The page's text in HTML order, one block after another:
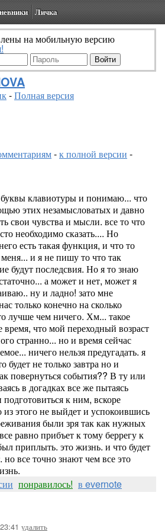
Личка
на мобильную версию
-Полная версия
-к полной версии -
клавиотуры и понимаю... что
этих незамысловатых и давно
свои чувства и мысли. все то что
необходимо сказать.... Но
есть такая функция, и что то
и я не пишу то что так
будут последсвия. Но я то знаю
а может и нет, может я
ну и ладно! зато мне
только конечно на сколько
лучше чем ничего. Хм... такое
что мой переходный возраст
странно... но и время сейчас
ничего нельзя предугадать. я
будет не только завтра но и
повернуться события?? В ту или
в догадках все же пытаясь
к ним, вскоре
этого не выйдет и успокоившись
были зря так как нужных
равно прибъет к тому беррегу к
приплыть. это жизнь. и что будет
но все точно знают чем все это
понравилось! в evernote
удалить